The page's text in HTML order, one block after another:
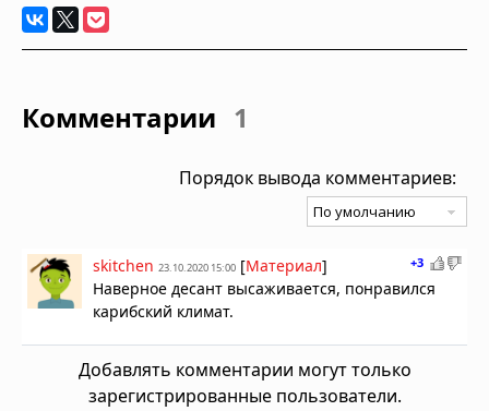
Комментарии 1
Порядок вывода комментариев:
+3
skitchen 23.10.2020 15:00 [Материал]
Наверное десант высаживается, понравился
карибский климат.
Добавлять комментарии могут только
зарегистрированные пользователи.